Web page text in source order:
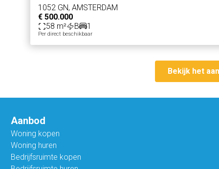
1052 GN, AMSTERDAM
€ 500.000
58 m²
B 1
Per direct beschikbaar
Bekijk het
Aanbod
Woning kopen
Woning huren
Bedrijfsruimte kopen